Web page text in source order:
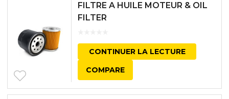
FILTRE A HUILE MOTEUR & OIL
FILTER
CONTINUER LA LECTURE
COMPARE